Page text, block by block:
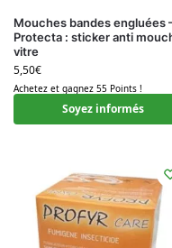
Mouches bandes engluées
Protecta : sticker anti
vitre
5,50€
Achetez et gagnez 55 Points !
Soyez informés